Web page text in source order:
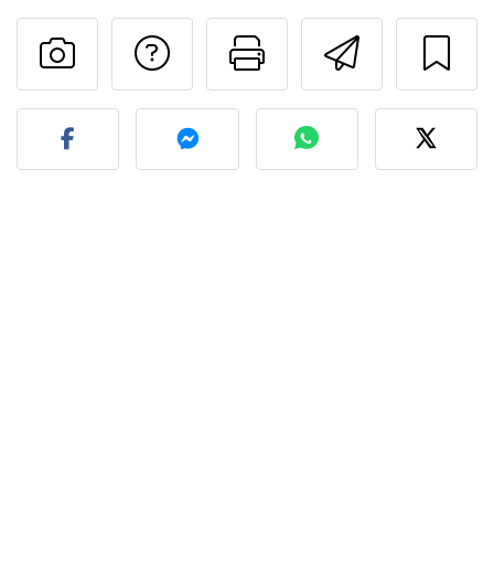
Imprimir
Preguntar al autor
Publicar la foto de esta